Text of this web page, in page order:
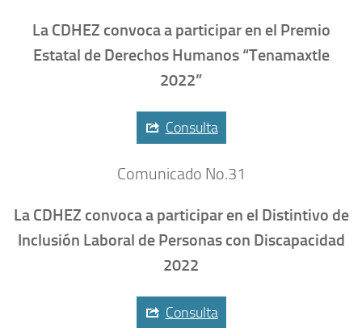
La CDHEZ convoca a participar en el Premio
Estatal de Derechos Humanos “Tenamaxtle
2022”
Consulta
Comunicado No.31
La CDHEZ convoca a participar en el Distintivo de
Inclusión Laboral de Personas con Discapacidad
2022
Consulta